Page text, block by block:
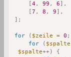
[4, 99 , 6 ] ,
[7 , 8 , 9 ] ,
] ;
for ( $zeile = 0 ;
for
( $spalte
$spalte++)
{